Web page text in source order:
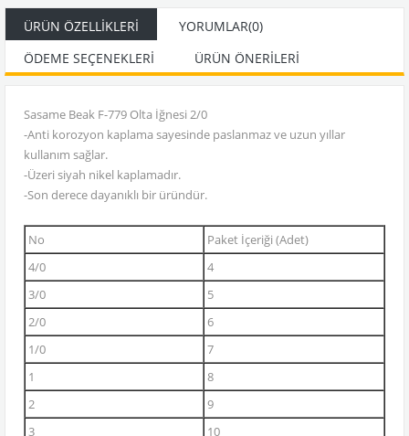
ÜRÜN ÖZELLIKLERI YORUMLAR(0)
ÖDEME SEÇENEKLERI
ÜRÜN ÖNERILERI
Sasame Beak F-779 Olta İğnesi 2/0
-Anti korozyon kaplama sayesinde paslanmaz ve uzun yıllar
kullanım sağlar.
-Üzeri siyah nikel kaplamadır.
-Son derece dayanıklı bir üründür.
No
Paket İçeriği (Adet)
4/0
4
3/0
5
2/0
6
1/0
7
1
8
2
9
3
10